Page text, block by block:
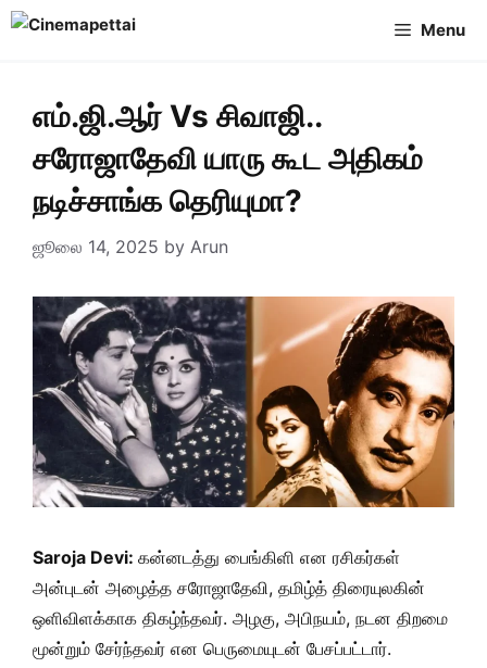
Skip
Menu
எம்.ஜி.ஆர் Vs சிவாஜி..
சரோஜாதேவி யாரு கூட அதிகம்
நடிச்சாங்க தெரியுமா?
ஜூலை 14, 2025 by Arun
Saroja Devi: கன்னடத்து பைங்கிளி என ரசிகர்கள்
அன்புடன் அழைத்த சரோஜாதேவி, தமிழ்த் திரையுலகின்
ஒளிவிளக்காக திகழ்ந்தவர். அழகு, அபிநயம், நடன திறமை
மூன்றும் சேர்ந்தவர் என பெருமையுடன் பேசப்பட்டார்.